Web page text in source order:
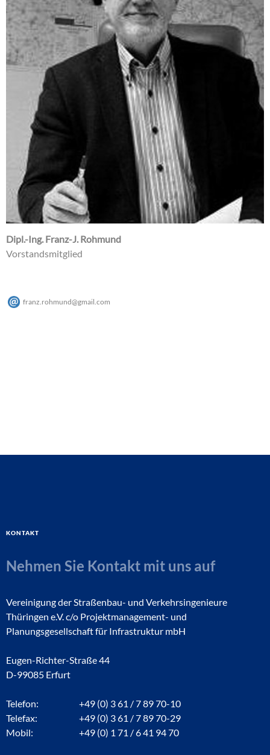
Dipl.-Ing. Franz-J. Rohmund
Vorstandsmitglied
franz.rohmund@gmail com
Kontakt
Nehmen Sie Kontakt mit uns auf
Vereinigung der Straßenbau- und Verkehrsingenieure
Thüringen e.V. c/o Projektmanagement- und
Planungsgesellschaft für Infrastruktur mbH
Eugen-Richter-Straße 44
D-99085 Erfurt
Telefon:
+49 (0) 3 61 / 7 89 70-10
Telefax:
+49 (0) 3 61 / 7 89 70-29
Mobil:
+49 (0) 1 71 / 6 41 94 70